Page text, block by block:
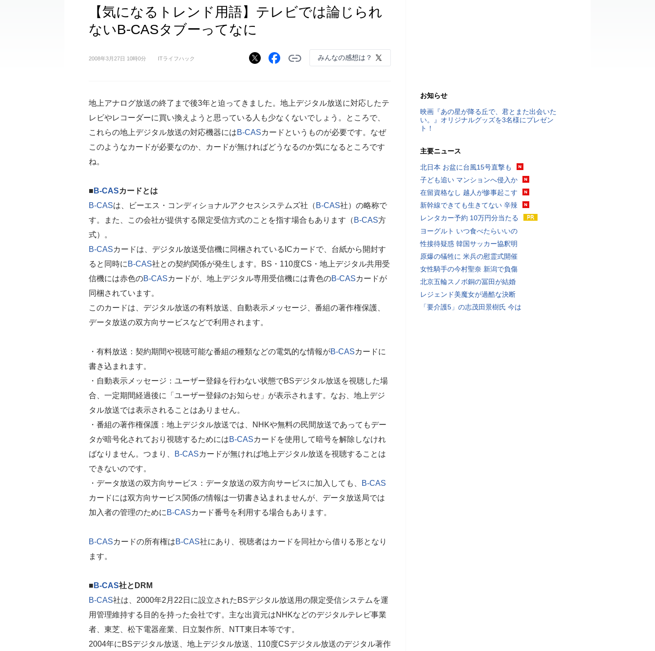
【気になるトレンド用語】テレビでは論じられ
ないB-CASタブーってなに
2008年3月27日 10時0分 ITライフハック みんなの感想は？
地上アナログ放送の終了まで後3年と迫ってきました。地上デジタル放送に対応したテ
レビやレコーダーに買い換えようと思っている人も少なくないでしょう。ところで、
これらの地上デジタル放送の対応機器にはB-CASカードというものが必要です。なぜ
このようなカードが必要なのか、カードが無ければどうなるのか気になるところです
ね。
■ B-CASカードとは
B-CASは、ビーエス・コンディショナルアクセスシステムズ社（ B-CAS社）の略称で
す。また、この会社が提供する限定受信方式のことを指す場合もあります（ B-CAS方
式）。
B-CASカードは、デジタル放送受信機に同梱されているICカードで、台紙から開封す
ると同時に B-CAS社との契約関係が発生します。BS・110度CS・地上デジタル共用受
信機には赤色のB-CASカードが、地上デジタル専用受信機には青色のB-CASカードが
同梱されています。
このカードは、デジタル放送の有料放送、自動表示メッセージ、番組の著作権保護、
データ放送の双方向サービスなどで利用されます。
・有料放送：契約期間や視聴可能な番組の種類などの電気的な情報がB-CASカードに
書き込まれます。
・自動表示メッセージ：ユーザー登録を行わない状態でBSデジタル放送を視聴した場
合、一定期間経過後に「ユーザー登録のお知らせ」が表示されます。なお、地上デジ
タル放送では表示されることはありません。
・番組の著作権保護：地上デジタル放送では、NHKや無料の民間放送であってもデー
タが暗号化されており視聴するためにはB-CASカードを使用して暗号を解除しなけれ
ばなりません。つまり、
B-CASカードが無ければ地上デジタル放送を視聴することは
できないのです。
・データ放送の双方向サービス：データ放送の双方向サービスに加入しても、
B-CAS
カードには双方向サービス関係の情報は一切書き込まれませんが、データ放送局では
加入者の管理のために B-CASカード番号を利用する場合もあります。
B-CASカードの所有権はB-CAS社にあり、視聴者はカードを同社から借りる形となり
ます。
■ B-CAS社とDRM
B-CAS社は、2000年2月22日に設立されたBSデジタル放送用の限定受信システムを運
用管理維持する目的を持った会社です。主な出資元はNHKなどのデジタルテレビ事業
者、東芝、松下電器産業、日立製作所、NTT東日本等です。
2004年にBSデジタル放送、地上デジタル放送、110度CSデジタル放送のデジタル著作
お知らせ
映画『あの星が降る丘で、君とまた出会いた
い。』オリジナルグッズを3名様にプレゼン
ト！
主要ニュース
北日本 お盆に台風15号直撃も
子ども追い マンションへ侵入か
在留資格なし 越人が惨事起こす
新幹線できても生きてない 辛辣
レンタカー予約 10万円分当たる
ヨーグルト いつ食べたらいいの
性接待疑惑 韓国サッカー協釈明
原爆の犠牲に 米兵の慰霊式開催
女性騎手の今村聖奈 新潟で負傷
北京五輪スノボ銅の冨田が結婚
レジェンド美魔女が過酷な決断
「要介護5」の志茂田景樹氏 今は